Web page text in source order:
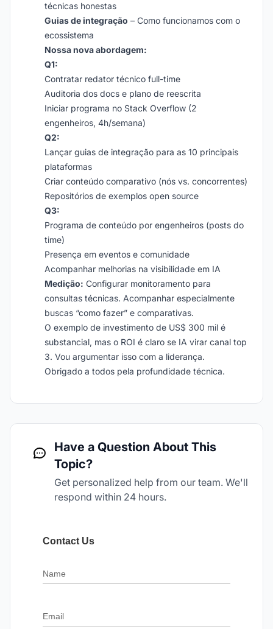
técnicas honestas
Guias de integração – Como funcionamos com o
ecossistema
Nossa nova abordagem:
Q1:
Contratar redator técnico full-time
Auditoria dos docs e plano de reescrita
Iniciar programa no Stack Overflow (2
engenheiros, 4h/semana)
Q2:
Lançar guias de integração para as 10 principais
plataformas
Criar conteúdo comparativo (nós vs. concorrentes)
Repositórios de exemplos open source
Q3:
Programa de conteúdo por engenheiros (posts do
time)
Presença em eventos e comunidade
Acompanhar melhorias na visibilidade em IA
Medição: Configurar monitoramento para
consultas técnicas. Acompanhar especialmente
buscas “como fazer” e comparativas.
O exemplo de investimento de US$ 300 mil é
substancial, mas o ROI é claro se IA virar canal top
3. Vou argumentar isso com a liderança.
Obrigado a todos pela profundidade técnica.
Have a Question About This
Topic?
Get personalized help from our team. We'll
respond within 24 hours.